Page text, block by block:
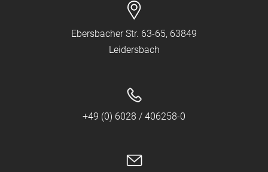
Ebersbacher Str. 63-65, 63849
Leidersbach
+49 (0) 6028 / 406258-0